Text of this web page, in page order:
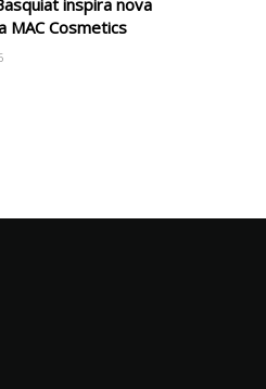
inspira nova
MAC Cosmetics